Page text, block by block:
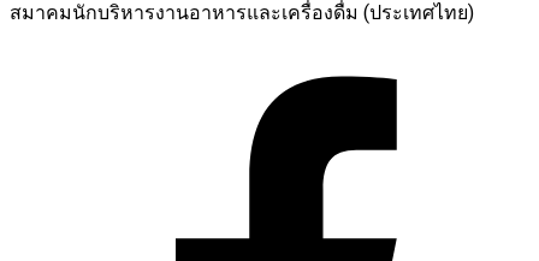
สมาคมนักบริหารงานอาหารและเครื่องดื่ม (ประเทศไทย)